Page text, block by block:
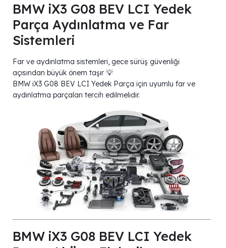
BMW iX3 G08 BEV LCI Yedek
Parça Aydınlatma ve Far
Sistemleri
Far ve aydınlatma sistemleri, gece sürüş güvenliği
açısından büyük önem taşır 💡
BMW iX3 G08 BEV LCI Yedek Parça için uyumlu far ve
aydınlatma parçaları tercih edilmelidir.
BMW iX3 G08 BEV LCI Yedek